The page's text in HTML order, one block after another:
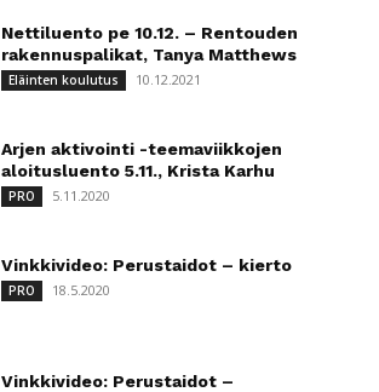
Nettiluento pe 10.12. – Rentouden
rakennuspalikat, Tanya Matthews
Eläinten koulutus 10.12.2021
Arjen aktivointi -teemaviikkojen
aloitusluento 5.11., Krista Karhu
PRO 5.11.2020
Vinkkivideo: Perustaidot – kierto
PRO 18.5.2020
Vinkkivideo: Perustaidot –